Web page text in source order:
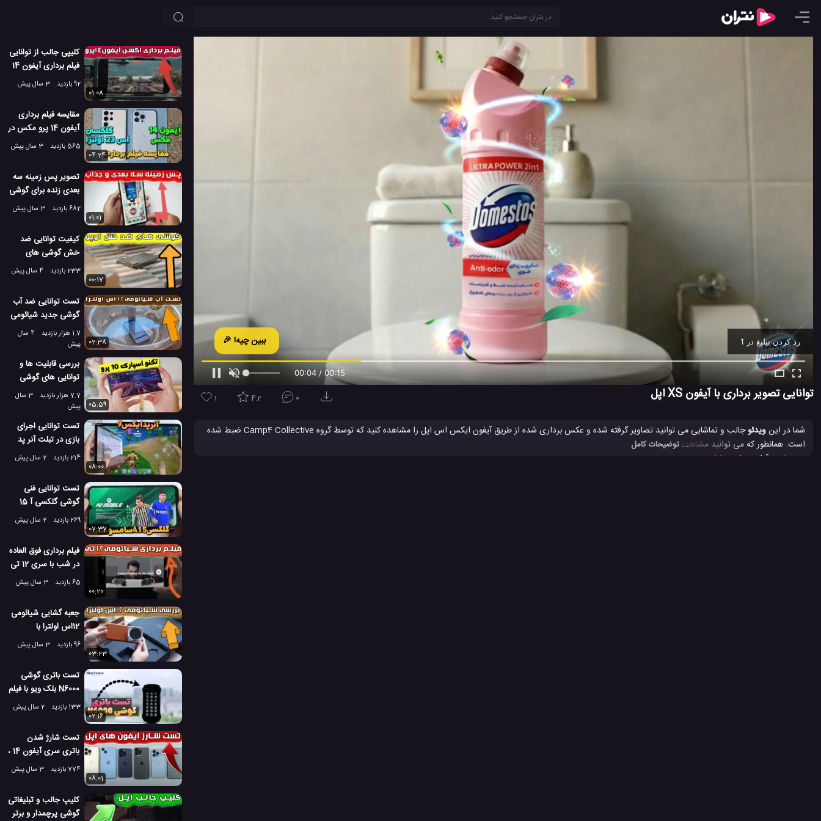
00:04 / 00:15
ببین چیه! 🎉 رد کردن تبلیغ در 1
Ad -00:11
توانایی تصویر برداری با آیفون XS اپل 1 4.2 0
شما در اینویدئو
جالب و تماشایی می توانید تصاویر گرفته شده و عکس برداری شده از طریق آیفون ایکس اس اپل را مشاهده کنید که توسط گروه Camp4 Collective ضبط شده
جدیدترین آیفون های 11 اپل نیز برای فیلم برداری و عکس برداری فوق العاده هستند، سری گوشی های آیفون سال گذشته نیز همچنان برای تصویر برداری بسیار عالی می باشند.
... توضیحات کامل
کلیپی جالب از توانایی
فیلم برداری آیفون 14
پرو اپل
92 بازدید
3 سال پیش
01:08
مقایسه فیلم برداری
آیفون 14 پرو مکس در
مقابل گلکسی اس 23
565 بازدید
3 سال پیش
04:24
تصویر پس زمینه سه
بعدی زنده برای گوشی
اندروید شما
682 بازدید
3 سال پیش
01:01
کیفیت توانایی ضد
خش گوشی های
جدید اوپو
233 بازدید
4 سال پیش
00:17
تست توانایی ضد آب
گوشی جدید شیائومی
12 اس اولترا
1.7 هزار بازدید
4 سال
پیش
02:38
بررسی قابلیت ها و
توانایی های گوشی
تکنو اسپارک 10 پرو
7.7 هزار بازدید
3 سال
پیش
05:59
تست توانایی اجرای
بازی در تبلت آنر پد
ایکس 9 با بازی
214 بازدید
2 سال پیش
08:00
تست توانایی فنی
گوشی گلکسی آ 15
سامسونگ با بازی
269 بازدید
2 سال پیش
07:37
فیلم برداری فوق العاده
در شب با سری 12 تی
شیائومی
65 بازدید
3 سال پیش
00:20
جعبه گشایی شیائومی
12اس اولترا با
تجهیزات فیلم برداری
96 بازدید
3 سال پیش
03:23
تست باتری گوشی
N6000 بلک ویو با فیلم
برداری!
133 بازدید
2 سال پیش
02:16
تست شارژ شدن
باتری سری آیفون 14 ،
آیفون 13 و آیفون 11
774 بازدید
3 سال پیش
08:01
کلیپ جالب و تبلیغاتی
گوشی پرچمدار و برتر